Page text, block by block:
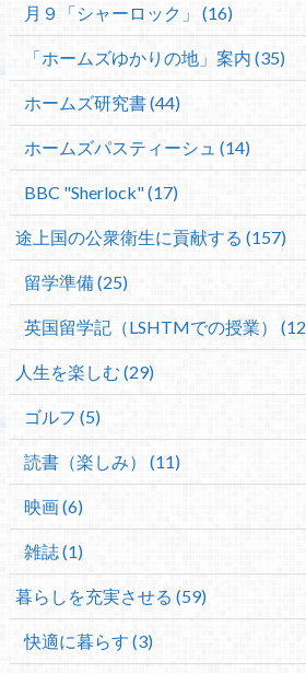
月９「シャーロック」 (16)
「ホームズゆかりの地」案内 (35)
ホームズ研究書 (44)
ホームズパスティーシュ (14)
BBC "Sherlock" (17)
途上国の公衆衛生に貢献する (157)
留学準備 (25)
英国留学記（LSHTMでの授業）
人生を楽しむ (29)
ゴルフ (5)
読書（楽しみ） (11)
映画 (6)
雑誌 (1)
暮らしを充実させる (59)
快適に暮らす (3)